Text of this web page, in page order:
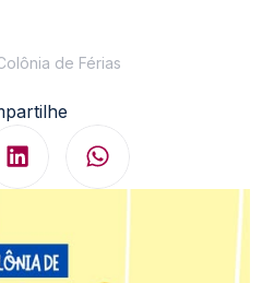
de Férias